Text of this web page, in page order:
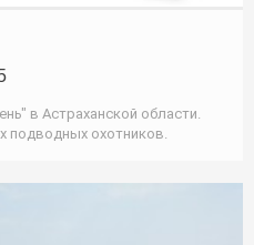
в Астраханской области.
подводных охотников.